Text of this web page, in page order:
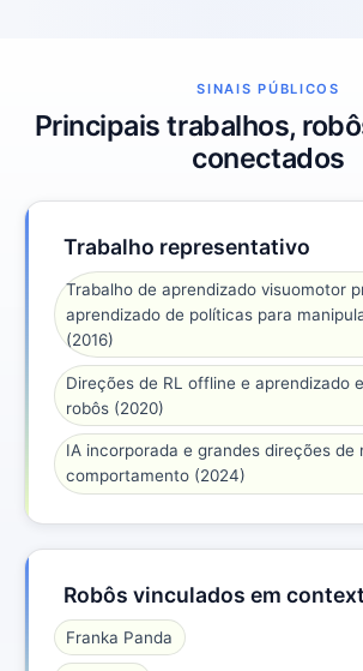
SINAIS PÚBLICOS
Principais trabalhos,
conectados
Trabalho representativo
Trabalho de aprendizado visuomotor
aprendizado de políticas para
(2016)
Direções de RL offline e aprendizado
robôs (2020)
IA incorporada e grandes direções de
comportamento (2024)
Robôs vinculados em
Franka Panda